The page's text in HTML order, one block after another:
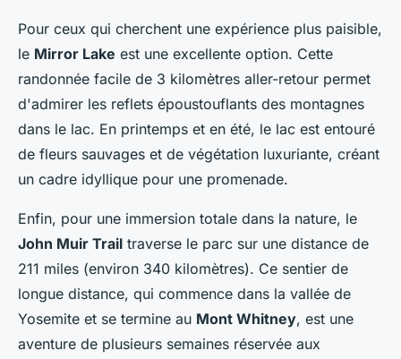
Pour ceux qui cherchent une expérience plus paisible,
le Mirror Lake est une excellente option. Cette
randonnée facile de 3 kilomètres aller-retour permet
d'admirer les reflets époustouflants des montagnes
dans le lac. En printemps et en été, le lac est entouré
de fleurs sauvages et de végétation luxuriante, créant
un cadre idyllique pour une promenade.
Enfin, pour une immersion totale dans la nature, le
John Muir Trail traverse le parc sur une distance de
211 miles (environ 340 kilomètres). Ce sentier de
longue distance, qui commence dans la vallée de
Yosemite et se termine au Mont Whitney, est une
aventure de plusieurs semaines réservée aux